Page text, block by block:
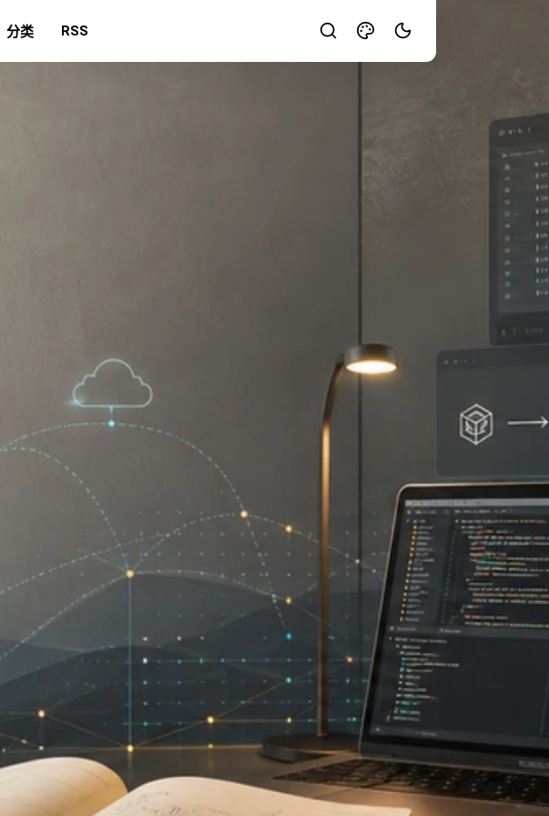
分类 RSS